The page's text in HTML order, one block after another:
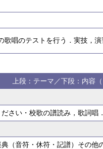
歌唱のテストを行う．実技，
上段：テーマ／下段：内容
さい・校歌の譜読み，歌詞唱
（音符・休符・記譜）その他